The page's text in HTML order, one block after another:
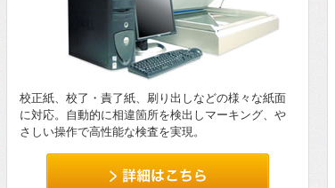
校正紙、校了・責了紙、刷り出しなどの様々な紙面
に対応。自動的に相違箇所を検出しマーキング、や
さしい操作で高性能な検査を実現。